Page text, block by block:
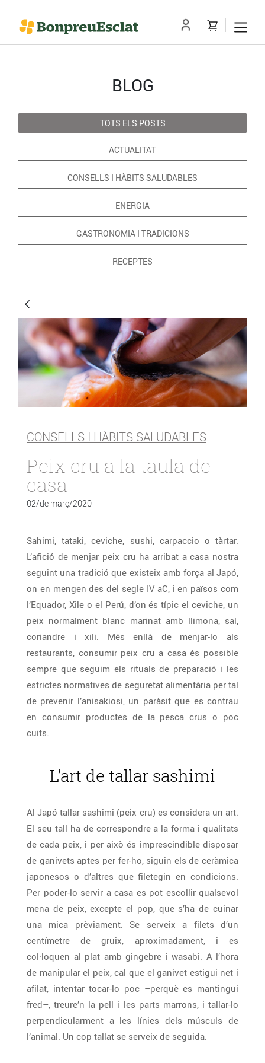
BLOG
TOTS ELS POSTS
ACTUALITAT
CONSELLS I HÀBITS SALUDABLES
ENERGIA
GASTRONOMIA I TRADICIONS
RECEPTES
CONSELLS I HÀBITS SALUDABLES
Peix cru a la taula de
casa
02/de març/2020
Sahimi, tataki, ceviche, sushi, carpaccio o tàrtar.
L’afició de menjar peix cru ha arribat a casa nostra
seguint una tradició que existeix amb força al Japó,
on en mengen des del segle IV aC, i en països com
l’Equador, Xile o el Perú, d’on és típic el ceviche, un
peix normalment blanc marinat amb llimona, sal,
coriandre i xili. Més enllà de menjar-lo als
restaurants, consumir peix cru a casa és possible
sempre que seguim els rituals de preparació i les
estrictes normatives de seguretat alimentària per tal
de prevenir l’anisakiosi, un paràsit que es contrau
en consumir productes de la pesca crus o poc
cuits.
L’art de tallar sashimi
Al Japó tallar sashimi (peix cru) es considera un art.
El seu tall ha de correspondre a la forma i qualitats
de cada peix, i per això és imprescindible disposar
de ganivets aptes per fer-ho, siguin els de ceràmica
japonesos o d’altres que filetegin en condicions.
Per poder-lo servir a casa es pot escollir qualsevol
mena de peix, excepte el pop, que s’ha de cuinar
una mica prèviament. Se serveix a filets d’un
centímetre de gruix, aproximadament, i es
col·loquen al plat amb gingebre i wasabi. A l’hora
de manipular el peix, cal que el ganivet estigui net i
afilat, intentar tocar-lo poc –perquè es mantingui
fred–, treure’n la pell i les parts marrons, i tallar-lo
perpendicularment a les línies dels músculs de
l’animal. Un cop tallat se serveix de seguida.